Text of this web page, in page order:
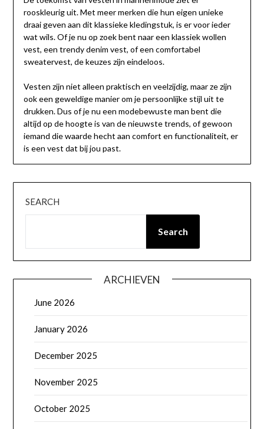
rooskleurig uit. Met meer merken die hun eigen unieke
draai geven aan dit klassieke kledingstuk, is er voor ieder
wat wils. Of je nu op zoek bent naar een klassiek wollen
vest, een trendy denim vest, of een comfortabel
sweatervest, de keuzes zijn eindeloos.
Vesten zijn niet alleen praktisch en veelzijdig, maar ze zijn
ook een geweldige manier om je persoonlijke stijl uit te
drukken. Dus of je nu een modebewuste man bent die
altijd op de hoogte is van de nieuwste trends, of gewoon
iemand die waarde hecht aan comfort en functionaliteit, er
is een vest dat bij jou past.
SEARCH
Search
ARCHIEVEN
June 2026
January 2026
December 2025
November 2025
October 2025